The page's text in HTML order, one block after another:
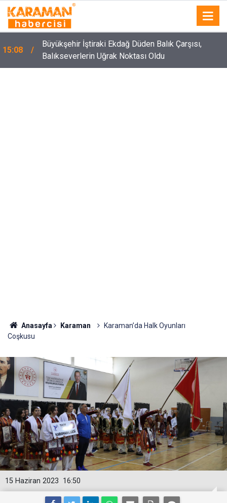
15:08
Büyükşehir İştiraki Ekdağ Düden Balık Çarşısı,
Balıkseverlerin Uğrak Noktası Oldu
14:45
Anadolu Dostluk Rallisi Niğde’ye Geliyor
Anasayfa Karaman
Karaman’da Halk Oyunları
Coşkusu
16:50
15 Haziran 2023